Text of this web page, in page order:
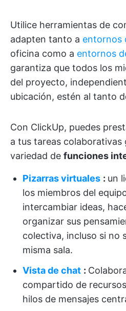
Utilice herramientas de
adapten tanto a entornos
oficina como a entornos
garantiza que todos los
del proyecto,
ubicación, estén al tanto
Con ClickUp, puedes
a tus tareas colaborativas
variedad de funciones
Pizarras virtuales : un
los miembros del
intercambiar ideas,
organizar sus
colectiva, incluso si no
misma sala.
Vista de chat :
compartido de
hilos de mensajes